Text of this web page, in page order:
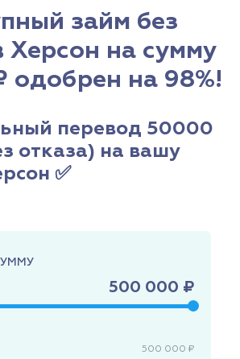
займ без
Херсон на сумму
на 98%!
перевод 50000
отказа) на вашу
✅
500 000 ₽
500 000 ₽